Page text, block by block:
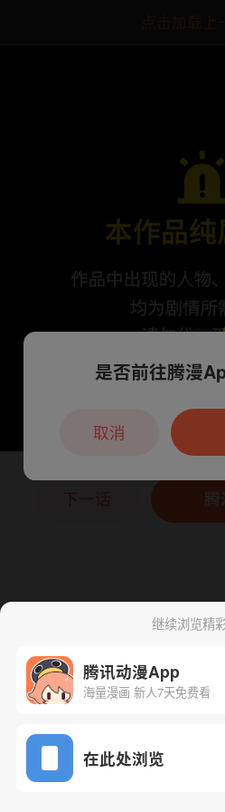
点击加载上
继续浏览精
腾讯动漫App
海量漫画 新人7天免费看
在此处浏览
本章节仅支持App阅
户7天免
是否前往腾漫
取消